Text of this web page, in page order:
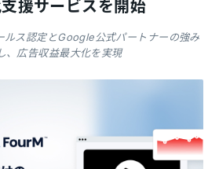
援サービスを開始
ルス認定とGoogle公式パートナーの強み
、広告収益最大化を実現